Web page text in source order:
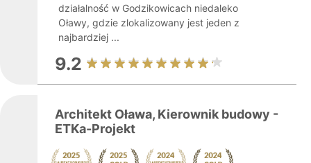
działalność w Godzikowicach niedaleko
Oławy, gdzie zlokalizowany jest jeden z
najbardziej ...
9.2
Architekt Oława, Kierownik budowy -
ETKa-Projekt